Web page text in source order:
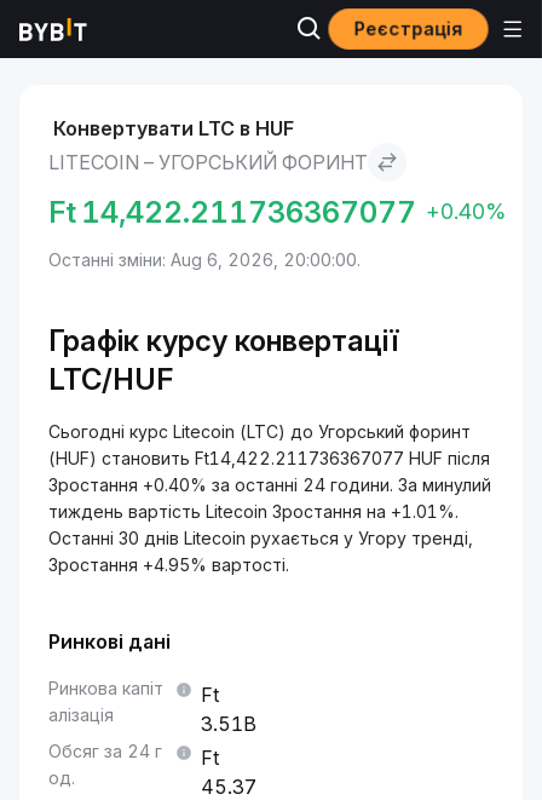
Реєстрація
Ринки Litecoin to Угорський форинт
Конвертувати LTC в HUF
LITECOIN – УГОРСЬКИЙ ФОРИНТ
Ft 14,422.211736367077 +0.40%
Останні зміни: Aug 6, 2026, 20:00:00.
Графік курсу конвертації
LTC/HUF
Сьогодні курс Litecoin (LTC) до Угорський форинт
(HUF) становить Ft14,422.211736367077 HUF після
Зростання +0.40% за останні 24 години. За минулий
тиждень вартість Litecoin Зростання на +1.01%.
Останні 30 днів Litecoin рухається у Угору тренді,
Зростання +4.95% вартості.
Ринкові дані
Ринкова капіт
алізація
3.51B
Обсяг за 24 г
од.
45.37